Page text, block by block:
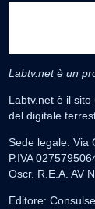
Labtv.net è un
Labtv.net è il
del digitale
Sede legale: Via
P.IVA
Oscr. R.E.A. AV
Editore: